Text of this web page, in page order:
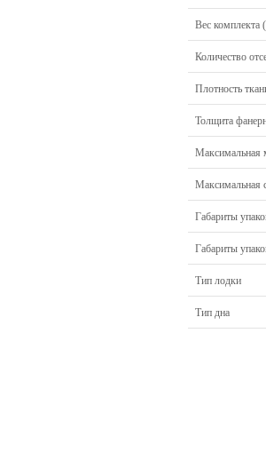
Вес комплекта
Количество
Плотность
Толщита
Максимальная
Максимальная
Габариты
Габариты
Тип лодки
Тип дна